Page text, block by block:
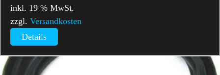
inkl. 19 % MwSt.
zzgl.Versandkosten
Details